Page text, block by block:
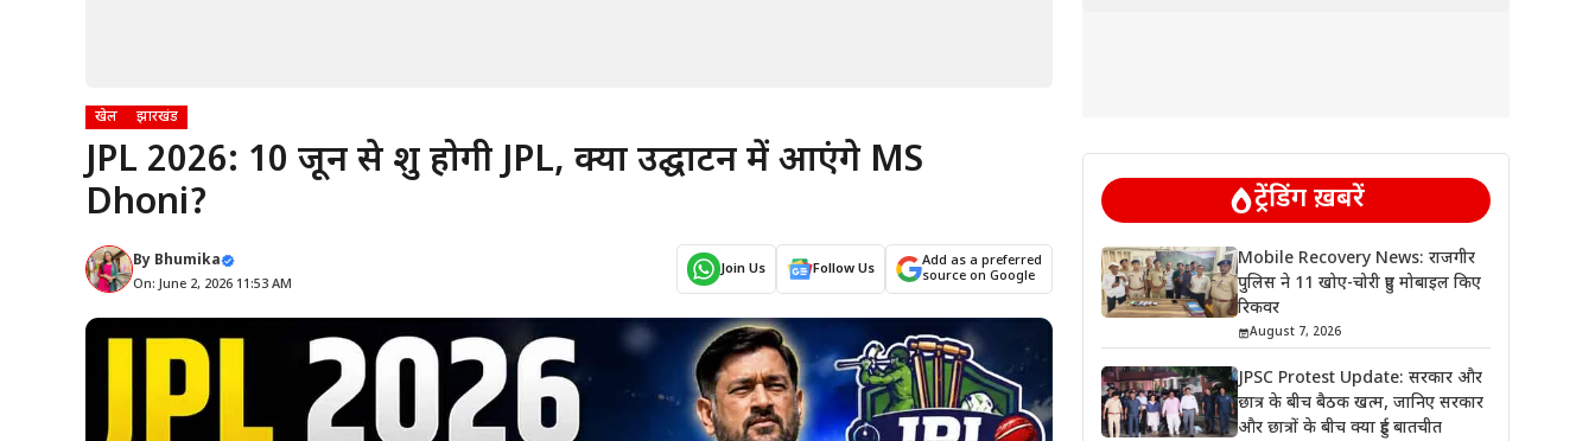
खेल झारखंड
JPL 2026: 10 जून से शुरू होगी JPL, क्या उद्घाटन में आएंगे MS
Dhoni?
By Bhumika
On: June 2, 2026 11:53 AM
Join Us Follow Us
Add as a preferred
source on Google
ट्रेंडिंग ख़बरें
Mobile Recovery News: राजगीर
पुलिस ने 11 खोए-चोरी हुए मोबाइल किए
रिकवर
August 7, 2026
JPSC Protest Update: सरकार और
छात्र के बीच बैठक खत्म, जानिए सरकार
और छात्रों के बीच क्या हुई बातचीत